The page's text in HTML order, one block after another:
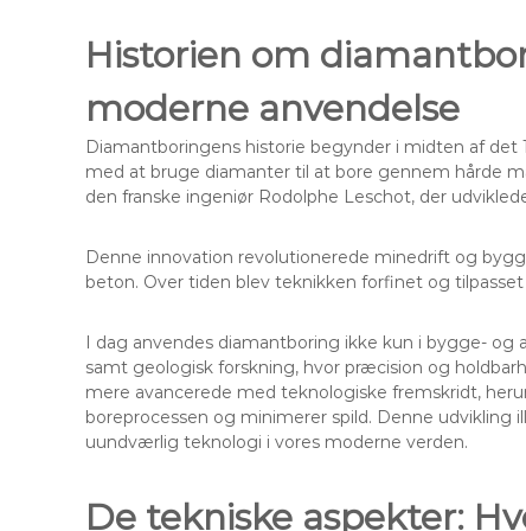
Historien om
moderne anvendelse
Diamantboringens historie begynder i midten af
med at bruge diamanter til at bore gennem hårde
den franske ingeniør Rodolphe Leschot, der
Denne innovation revolutionerede minedrift og
beton. Over tiden blev teknikken forfinet og
I dag anvendes diamantboring ikke kun i bygge-
samt geologisk forskning, hvor præcision og
mere avancerede med teknologiske fremskridt,
boreprocessen og minimerer spild. Denne udvikling
uundværlig teknologi i vores moderne verden.
De tekniske aspekter: